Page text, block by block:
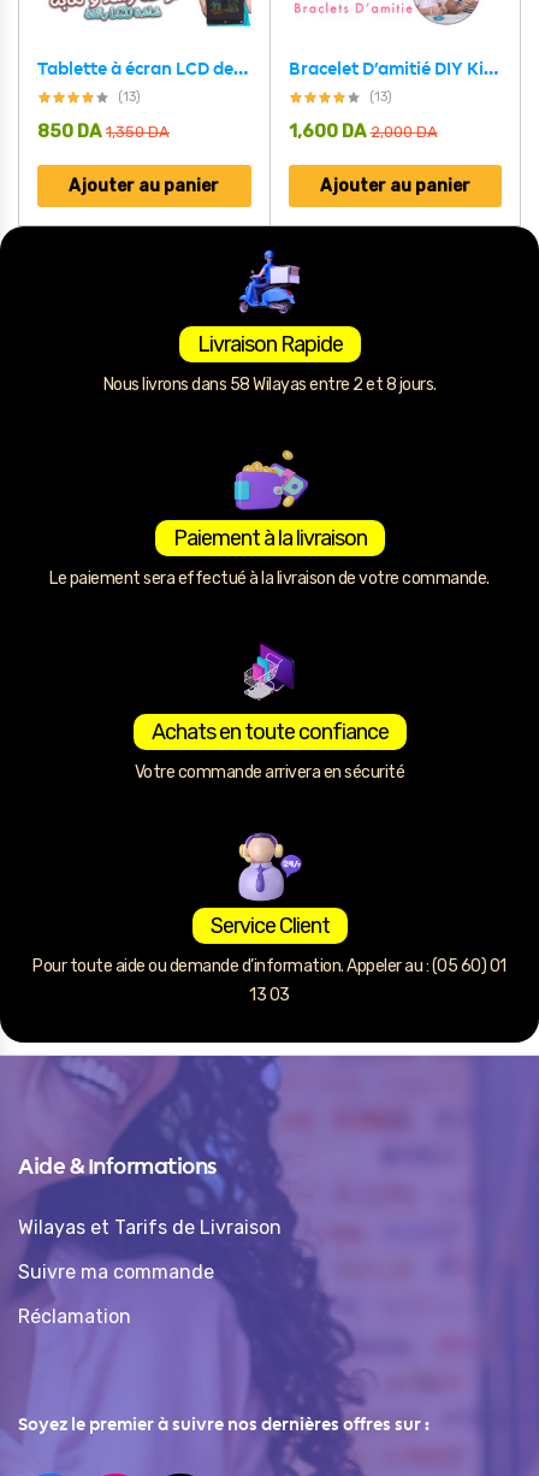
Tablette à écran LCD de 8.5 pouces pour dessin pour enfants
(13)
1,350DA
850 DA
Ajouter au panier
Bracelet D’amitié DIY Kit de Bricolage Pour Filles V6
(13)
2,000DA
1,600 DA
Ajouter au panier
Livraison Rapide
Nous livrons dans 58 Wilayas entre 2 et 8 jours.
Paiement à la livraison
Le paiement sera effectué à la livraison de votre commande.
Achats en toute confiance
Votre commande arrivera en sécurité
Service Client
Pour toute aide ou demande d’information. Appeler au : (05 60) 01
13 03
Aide & Informations
Wilayas et Tarifs de Livraison
Suivre ma commande
Réclamation
Soyez le premier à suivre nos dernières offres sur :